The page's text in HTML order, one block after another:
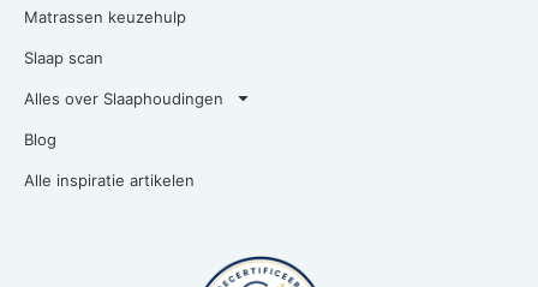
Matrassen keuzehulp
Slaap scan
Alles over Slaaphoudingen
Blog
Alle inspiratie artikelen